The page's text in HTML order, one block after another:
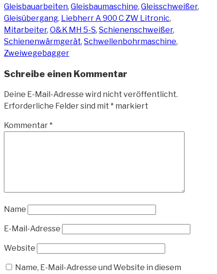
Gleisbauarbeiten, Gleisbaumaschine, Gleisschweißer,
Gleisübergang, Liebherr A 900 C ZW Litronic,
Mitarbeiter, O&K MH 5-S, Schienenschweißer,
Schienenwärmgerät, Schwellenbohrmaschine,
Zweiwegebagger
Schreibe einen Kommentar
Deine E-Mail-Adresse wird nicht veröffentlicht.
Erforderliche Felder sind mit * markiert
Kommentar*
Name
E-Mail-Adresse
Website
Name, E-Mail-Adresse und Website in diesem